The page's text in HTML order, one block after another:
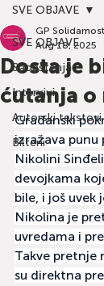
SVE OBJAVE
Saopštenja
Intervjui
Autorski tekstovi
Bilteni
SVE OBJAVE
Dosta je
ćutanja o
GP Solidarnost
Aug 18, 2025
Građanski
izražava punu
Nikolini
devojkama
bile, i još uvek
Nikolina je
uvredama i
Takve pretnje
su direktna